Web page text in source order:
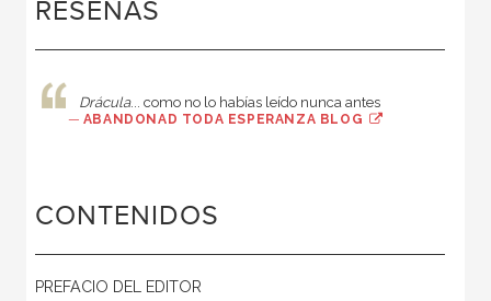
RESEÑAS
Drácula... como no lo habías leído nunca antes
— ABANDONAD TODA ESPERANZA BLOG
CONTENIDOS
PREFACIO DEL EDITOR